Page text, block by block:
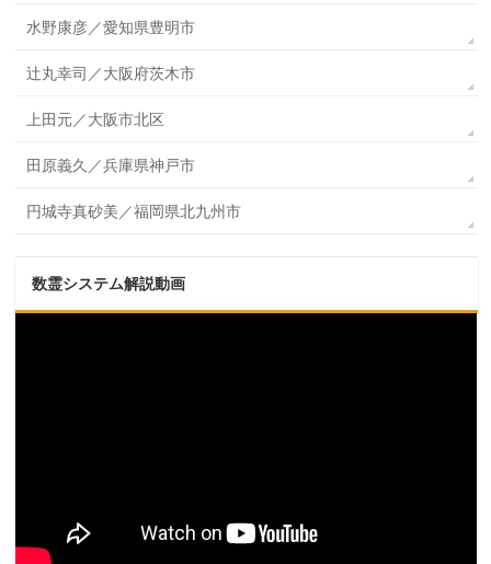
水野康彦／愛知県豊明市
辻丸幸司／大阪府茨木市
上田元／大阪市北区
田原義久／兵庫県神戸市
円城寺真砂美／福岡県北九州市
数霊システム解説動画